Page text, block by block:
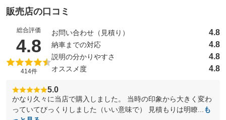
販売店の口コミ
総合評価
4.8 （5点満点中）
414件
お問い合わせ（見積り） 4.8
納車までの対応 4.8
説明の分かりやすさ 4.8
オススメ度 4.8
5.0
かなり久々に当店で購入しました。 当時の印象から大きく変わ
っていてびっくりしました（いい意味で） 見積もりは明瞭...
も